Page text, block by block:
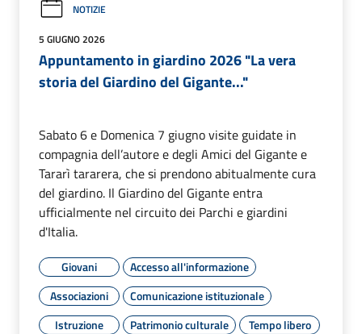
NOTIZIE
5 GIUGNO 2026
Appuntamento in giardino 2026 "La vera
storia del Giardino del Gigante..."
Sabato 6 e Domenica 7 giugno visite guidate in
compagnia dell’autore e degli Amici del Gigante e
Tararì tararera, che si prendono abitualmente cura
del giardino. Il Giardino del Gigante entra
ufficialmente nel circuito dei Parchi e giardini
d'Italia.
Giovani
Accesso all'informazione
Associazioni
Comunicazione istituzionale
Istruzione
Patrimonio culturale
Tempo libero